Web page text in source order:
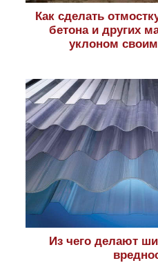
Как сделать
бетона и других
уклоном
Из чего делают